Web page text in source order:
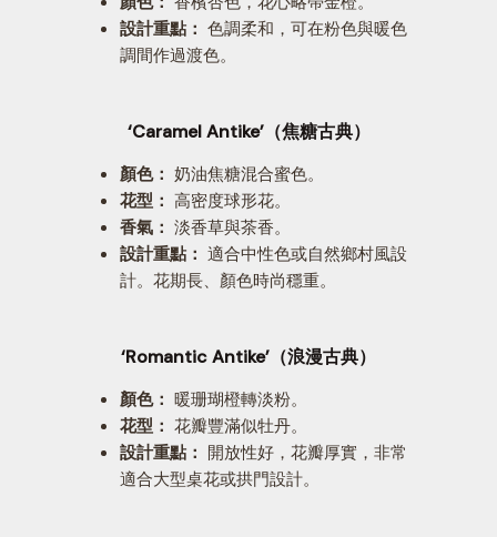
設計重點： 色調柔和，可在粉色與暖色
調間作過渡色。
‘Caramel Antike’（焦糖古典）
顏色： 奶油焦糖混合蜜色。
花型： 高密度球形花。
香氣： 淡香草與茶香。
設計重點： 適合中性色或自然鄉村風設
計。花期長、顏色時尚穩重。
‘Romantic Antike’（浪漫古典）
顏色： 暖珊瑚橙轉淡粉。
花型： 花瓣豐滿似牡丹。
設計重點： 開放性好，花瓣厚實，非常
適合大型桌花或拱門設計。